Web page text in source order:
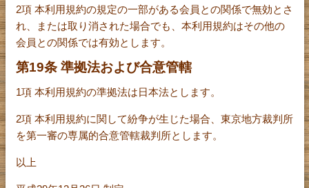
2項 本利用規約の規定の一部がある会員との関係で無効とさ
れ、または取り消された場合でも、本利用規約はその他の
会員との関係では有効とします。
第19条 準拠法および合意管轄
1項 本利用規約の準拠法は日本法とします。
2項 本利用規約に関して紛争が生じた場合、東京地方裁判所
を第一審の専属的合意管轄裁判所とします。
以上